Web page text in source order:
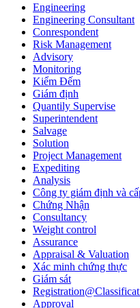
Engineering
Engineering Consultant
Conrespondent
Risk Management
Advisory
Monitoring
Kiểm Đếm
Giám định
Quantily Supervise
Superintendent
Salvage
Solution
Project Management
Expediting
Analysis
Công ty giám định và
Chứng Nhận
Consultancy
Weight control
Assurance
Appraisal & Valuation
Xác minh chứng thực
Giám sát
Approval